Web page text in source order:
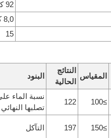
92 كحد أدنى
8,0 كحد أقصى
15
المقياس
النتائج
الحالية
البنود
≥100
122
نسبة الماء
تصلبها
≥150
197 التآكل